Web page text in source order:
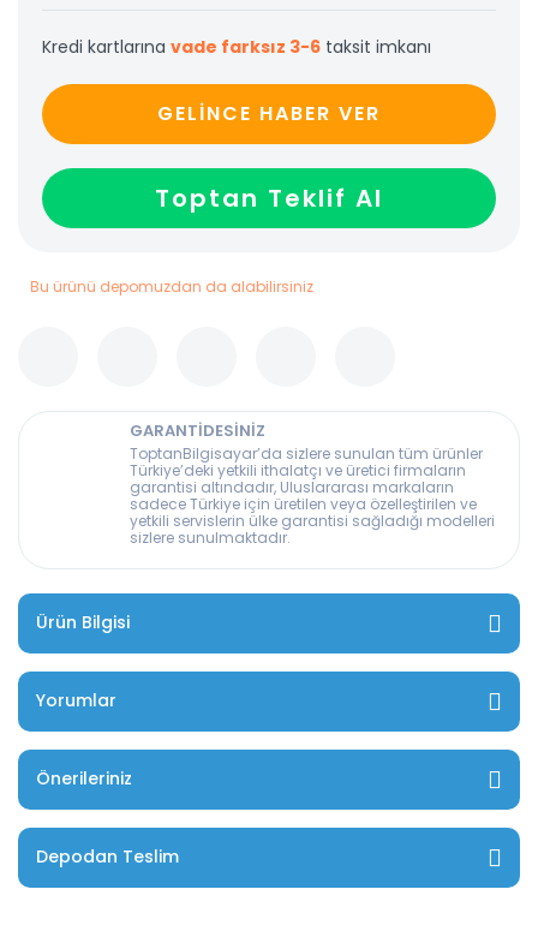
Kredi kartlarına vade farksız 3-6 taksit imkanı
GELİNCE HABER VER
Toptan Teklif Al
Bu ürünü depomuzdan da alabilirsiniz
GARANTİDESİNİZ
ToptanBilgisayar’da sizlere sunulan tüm ürünler
Türkiye’deki yetkili ithalatçı ve üretici firmaların
garantisi altındadır, Uluslararası markaların
sadece Türkiye için üretilen veya özelleştirilen ve
yetkili servislerin ülke garantisi sağladığı modelleri
sizlere sunulmaktadır.
Ürün Bilgisi
Yorumlar
Önerileriniz
Depodan Teslim